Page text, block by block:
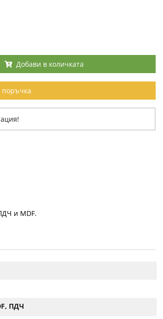
Добави в количката
поръчка
и MDF.
ПДЧ